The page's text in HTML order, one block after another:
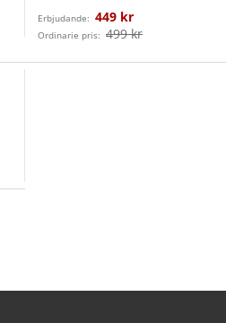
Erbjudande: 449 kr
Ordinarie pris: 499 kr